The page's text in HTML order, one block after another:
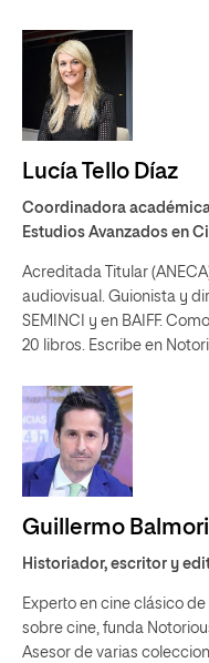
Lucía Tello Díaz
Coordinadora
Estudios Avanzados en
Acreditada Titular
audiovisual. Guionista y
SEMINCI y en BAIFF.
20 libros. Escribe en
Guillermo Balmori
Historiador, escritor y
Experto en cine clásico
sobre cine, funda
Asesor de varias